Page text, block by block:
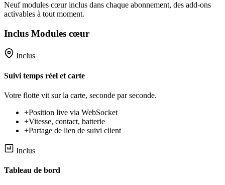
Neuf modules cœur inclus dans chaque abonnement, des add-ons
activables à tout moment.
Inclus Modules cœur
Inclus
Suivi temps réel et carte
Votre flotte vit sur la carte, seconde par seconde.
+Position live via WebSocket
+Vitesse, contact, batterie
+Partage de lien de suivi client
Inclus
Tableau de bord